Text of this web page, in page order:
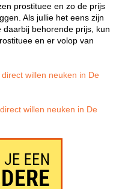
prostituee en zo de prijs
Als jullie het eens zijn
behorende prijs, kun
en er volop van
willen neuken in De
willen neuken in De